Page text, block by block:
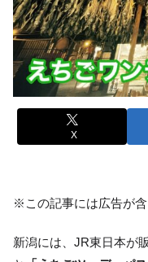
X
※この記事には広告が
新潟には、JR東日本が